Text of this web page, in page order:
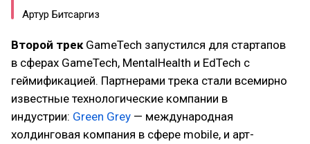
Артур Битсаргиз
Второй трек GameTech запустился для стартапов
в сферах GameTech, MentalHealth и EdTech с
геймификацией. Партнерами трека стали всемирно
известные технологические компании в
индустрии: Green Grey — международная
холдинговая компания в сфере mobile, и арт-